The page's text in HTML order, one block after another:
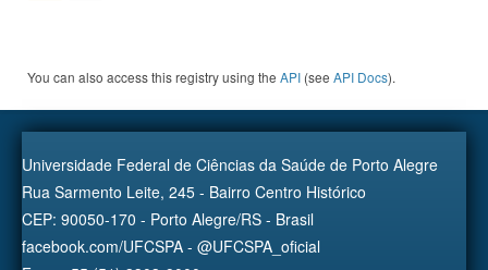
You can also access this registry using the API (see API Docs).
Universidade Federal de Ciências da Saúde de Porto Alegre
Rua Sarmento Leite, 245 - Bairro Centro Histórico
CEP: 90050-170 - Porto Alegre/RS - Brasil
facebook.com/UFCSPA - @UFCSPA_oficial